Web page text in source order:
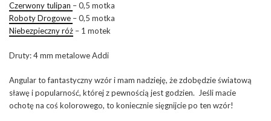
Czerwony tulipan – 0,5 motka
Roboty Drogowe – 0,5 motka
Niebezpieczny róż – 1 motek
Druty: 4 mm metalowe Addi
Angular to fantastyczny wzór i mam nadzieję, że zdobędzie światową
sławę i popularność, której z pewnością jest godzien. Jeśli macie
ochotę na coś kolorowego, to koniecznie sięgnijcie po ten wzór!